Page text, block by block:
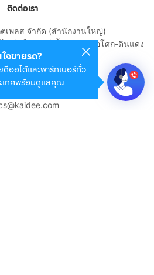
จขายรถ?
ดีออโต้และพาร์ทเนอร์ทั่ว
เทศพร้อมดูแลคุณ
ติดต่อเรา
เพลส จำกัด (สำนักงานใหญ่)
นน์ เซ็นเตอร์ ชั้น 22 ถนนอโศก-ดินแดง
นแดง เขตดินแดง
ทพมหานคร 10400